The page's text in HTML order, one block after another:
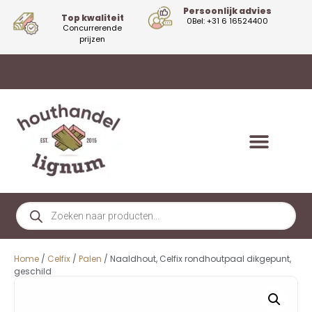
Top kwaliteit
Concurrerende
prijzen
Persoonlijk advies
0Bel: +31 6 16524400
Home / Celfix / Palen / Naaldhout, Celfix rondhoutpaal dikgepunt,
geschild